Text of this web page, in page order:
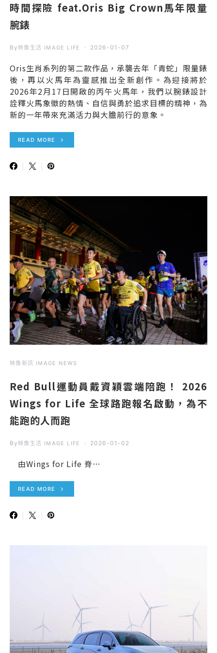
時間探險 feat.Oris Big Crown馬年限量
腕錶
By 映像生活 IMAGE LIFE 2026-01-07
Oris生肖系列的第二款作品，承襲去年「青蛇」限量錶
後，再以火馬年為靈感推出全新創作。為迎接將於
2026年2月17日開啟的丙午火馬年，我們以腕錶設計
詮釋火馬象徵的熱情、自信與勇於追求目標的精神，為
新的一年帶來充滿活力與大膽前行的意象。
READ MORE
映像新訊 IMAGE NEWS
Red Bull運動員戴資穎雲端陪跑！ 2026
Wings for Life 全球路跑報名啟動，為不
能跑的人而跑
By 映像生活 IMAGE LIFE 2026-01-02
由Wings for Life 脊…
READ MORE